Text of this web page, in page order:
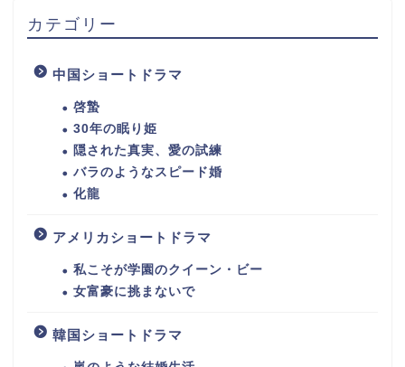
カテゴリー
中国ショートドラマ
啓蟄
30年の眠り姫
隠された真実、愛の試練
バラのようなスピード婚
化龍
アメリカショートドラマ
私こそが学園のクイーン・ビー
女富豪に挑まないで
韓国ショートドラマ